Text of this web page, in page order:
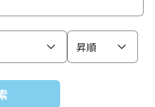
昇順